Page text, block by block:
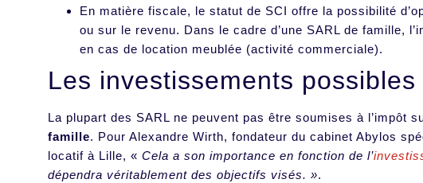
En matière fiscale, le statut de SCI offre la possibilité
ou sur le revenu. Dans le cadre d’une SARL de famille,
en cas de location meublée (activité commerciale).
Les investissements
La plupart des SARL ne peuvent pas être soumises à l’impôt
famille. Pour Alexandre Wirth, fondateur du cabinet Abylos
locatif à Lille, « Cela a son importance en fonction de l’
dépendra véritablement des objectifs visés. ».